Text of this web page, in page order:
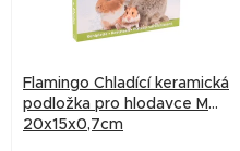
Flamingo Chladící keramická
podložka pro hlodavce M
20x15x0,7cm